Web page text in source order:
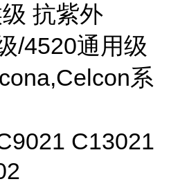
抗紫外
/4520通用级
系
C13021